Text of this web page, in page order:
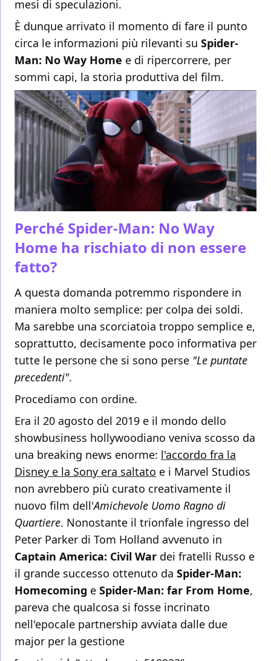
mesi di speculazioni.
È dunque arrivato il momento di fare il punto
circa le informazioni più rilevanti su Spider-
Man: No Way Home e di ripercorrere, per
sommi capi, la storia produttiva del film.
Perché Spider-Man: No Way
Home ha rischiato di non essere
fatto?
A questa domanda potremmo rispondere in
maniera molto semplice: per colpa dei soldi.
Ma sarebbe una scorciatoia troppo semplice e,
soprattutto, decisamente poco informativa per
tutte le persone che si sono perse "Le puntate
precedenti".
Procediamo con ordine.
Era il 20 agosto del 2019 e il mondo dello
showbusiness hollywoodiano veniva scosso da
una breaking news enorme: l'accordo fra la
Disney e la Sony era saltato e i Marvel Studios
non avrebbero più curato creativamente il
nuovo film dell'Amichevole Uomo Ragno di
Quartiere. Nonostante il trionfale ingresso del
Peter Parker di Tom Holland avvenuto in
Captain America: Civil War dei fratelli Russo e
il grande successo ottenuto da Spider-Man:
Homecoming e Spider-Man: far From Home,
pareva che qualcosa si fosse incrinato
nell'epocale partnership avviata dalle due
major per la gestione